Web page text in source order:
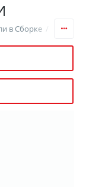
в Сборке / USB /